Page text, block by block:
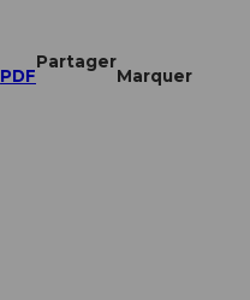
PDF
Partager
Marquer